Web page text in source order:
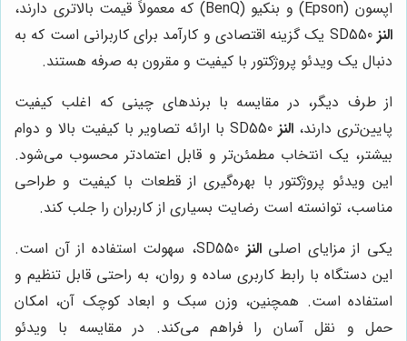
اپسون (Epson) و بنکیو (BenQ) که معمولاً قیمت بالاتری دارند،
النز
SD550 یک گزینه اقتصادی و کارآمد برای کاربرانی است که به
دنبال یک ویدئو پروژکتور با کیفیت و مقرون به صرفه هستند.
از طرف دیگر، در مقایسه با برندهای چینی که اغلب کیفیت
پایین‌تری دارند، النز
SD550 با ارائه تصاویر با کیفیت بالا و دوام
بیشتر، یک انتخاب مطمئن‌تر و قابل اعتمادتر محسوب می‌شود.
این ویدئو پروژکتور با بهره‌گیری از قطعات با کیفیت و طراحی
مناسب، توانسته است رضایت بسیاری از کاربران را جلب کند.
یکی از مزایای اصلیالنز
SD550، سهولت استفاده از آن است.
این دستگاه با رابط کاربری ساده و روان، به راحتی قابل تنظیم و
استفاده است. همچنین، وزن سبک و ابعاد کوچک آن، امکان
حمل و نقل آسان را فراهم می‌کند. در مقایسه با ویدئو